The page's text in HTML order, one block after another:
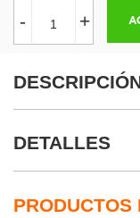
- +
DETALLES